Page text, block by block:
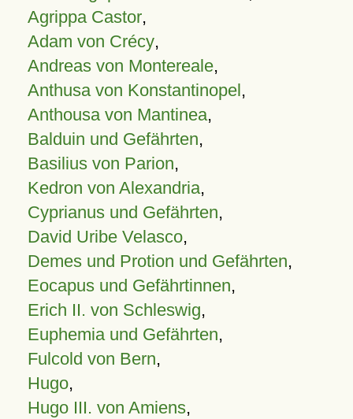
Agrippa Castor,
Adam von Crécy,
Andreas von Montereale,
Anthusa von Konstantinopel,
Anthousa von Mantinea,
Balduin und Gefährten,
Basilius von Parion,
Kedron von Alexandria,
Cyprianus und Gefährten,
David Uribe Velasco,
Demes und Protion und Gefährten,
Eocapus und Gefährtinnen,
Erich II. von Schleswig,
Euphemia und Gefährten,
Fulcold von Bern,
Hugo,
Hugo III. von Amiens,